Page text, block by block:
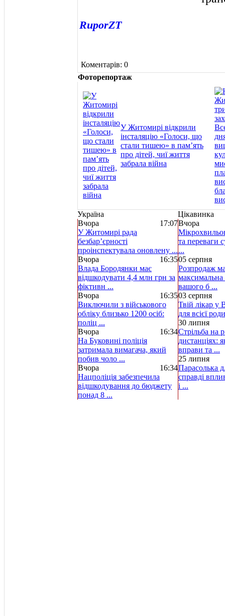
RuporZT
Коментарів: 0
Фоторепортаж
У Житомирі відкрили
інсталяцію «Голоси, що
стали тишею» в пам’ять
про дітей, чиї життя
забрала війна
Україна
Цікавинка
Вчора
17:07
У Житомирі рада
безбар’єрності
проінспектувала оновлену ...
Вчора
16:35
Влада Бородянки має
відшкодувати 4,4 млн грн за
фіктивн ...
Вчора
16:35
Виключили з військового
обліку близько 1200 осіб:
поліц ...
Вчора
16:34
На Буковині поліція
затримала вимагача, який
побив чоло ...
Вчора
16:34
Нацполіція забезпечила
відшкодування до бюджету
понад 8 ...
Вчора
та переваги
...
05 серпня
Розпродаж
максимальна
вашого б ...
03 серпня
Твій лікар у
для всієї
30 липня
Стрільба на
дистанціях:
вправи та ...
25 липня
Парасолька
справді
і ...